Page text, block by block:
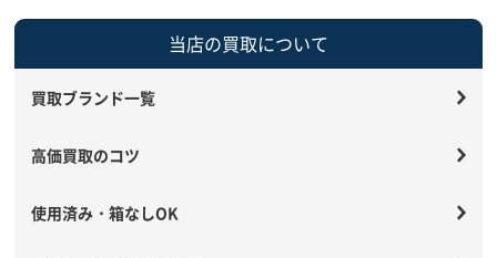
当店の買取について
買取ブランド一覧
高価買取のコツ
使用済み・箱なしOK